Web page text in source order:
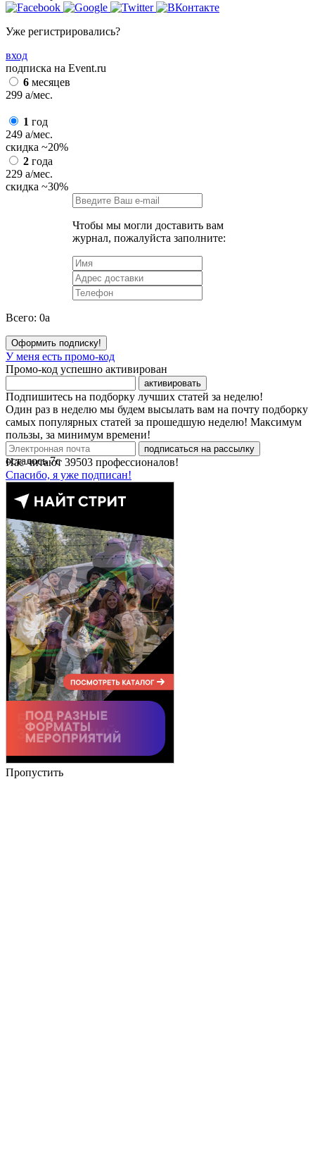
Уже регистрировались?
вход
подписка на Event.ru
6 месяцев
299 a/мес.
1 год
249 a/мес.
скидка ~20%
2 года
229 a/мес.
скидка ~30%
Чтобы мы могли доставить вам
журнал, пожалуйста заполните:
Всего: 0a
Оформить подписку!
У меня есть промо-код
Промо-код успешно активирован
активировать
Подпишитесь на подборку лучших статей за неделю!
Один раз в неделю мы будем высылать вам на почту подборку
самых популярных статей за прошедшую неделю! Максимум
пользы, за минимум времени!
подписаться на рассылку
Нас читают 39503 профессионалов!
Спасибо, я уже подписан!
осталось7с
Пропустить